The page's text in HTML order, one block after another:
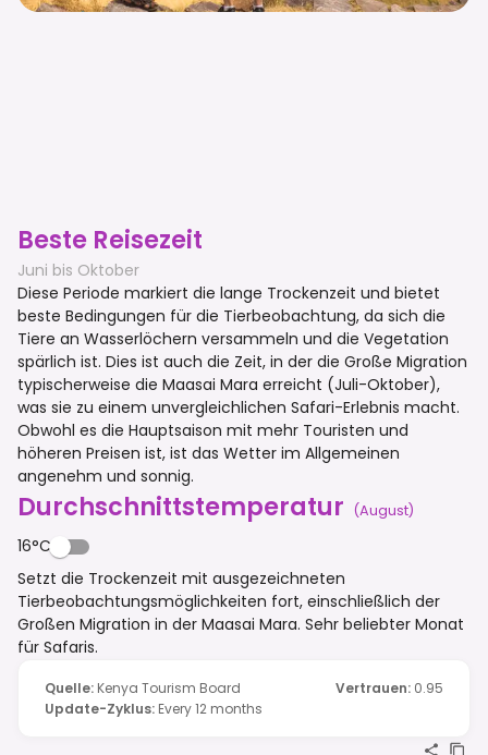
Beste Reisezeit
Juni bis Oktober
Diese Periode markiert die lange Trockenzeit und bietet
beste Bedingungen für die Tierbeobachtung, da sich die
Tiere an Wasserlöchern versammeln und die Vegetation
spärlich ist. Dies ist auch die Zeit, in der die Große Migration
typischerweise die Maasai Mara erreicht (Juli-Oktober),
was sie zu einem unvergleichlichen Safari-Erlebnis macht.
Obwohl es die Hauptsaison mit mehr Touristen und
höheren Preisen ist, ist das Wetter im Allgemeinen
angenehm und sonnig.
Durchschnittstemperatur (August)
16°C
Setzt die Trockenzeit mit ausgezeichneten
Tierbeobachtungsmöglichkeiten fort, einschließlich der
Großen Migration in der Maasai Mara. Sehr beliebter Monat
für Safaris.
Quelle: Kenya Tourism Board Vertrauen: 0.95
Update-Zyklus: Every 12 months